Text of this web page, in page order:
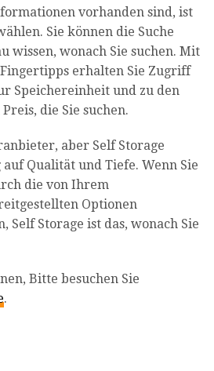
vorhanden sind, ist
Sie können die Suche
wissen, wonach Sie suchen. Mit
erhalten Sie Zugriff
Speichereinheit und zu den
die Sie suchen.
aber Self Storage
Qualität und Tiefe. Wenn Sie
die von Ihrem
Optionen
Self Storage ist das, wonach Sie
Bitte besuchen Sie
.